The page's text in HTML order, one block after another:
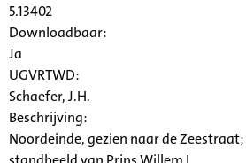
5.13402
Downloadbaar:
Ja
UGVRTWD:
Schaefer, J.H.
Beschrijving:
Noordeinde, gezien naar de